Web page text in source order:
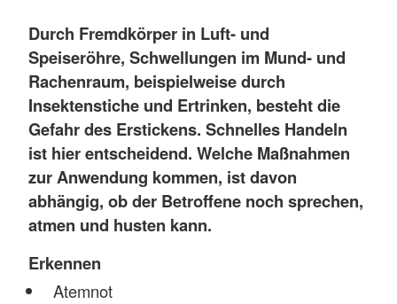
Durch Fremdkörper in Luft- und
Speiseröhre, Schwellungen im Mund- und
Rachenraum, beispielweise durch
Insektenstiche und Ertrinken, besteht die
Gefahr des Erstickens. Schnelles Handeln
ist hier entscheidend. Welche Maßnahmen
zur Anwendung kommen, ist davon
abhängig, ob der Betroffene noch sprechen,
atmen und husten kann.
Erkennen
Atemnot